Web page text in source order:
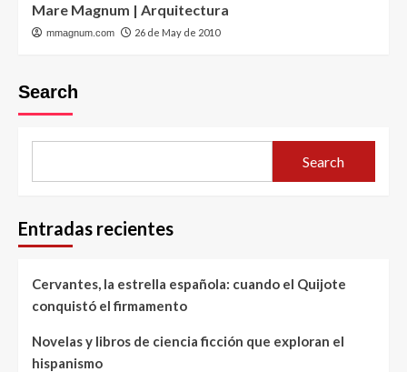
Mare Magnum | Arquitectura
mmagnum.com 26 de May de 2010
Search
Search
Entradas recientes
Cervantes, la estrella española: cuando el Quijote
conquistó el firmamento
Novelas y libros de ciencia ficción que exploran el
hispanismo